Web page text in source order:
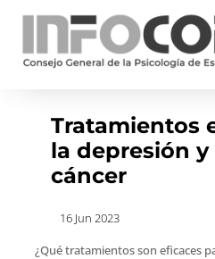
Tratamientos
la depresión
cáncer
16 Jun 2023
¿Qué tratamientos son eficaces